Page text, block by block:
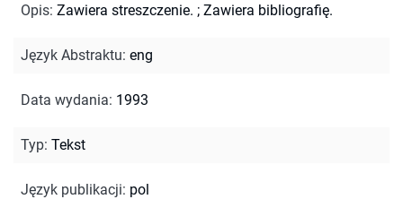
Opis: Zawiera streszczenie. ; Zawiera bibliografię.
Język Abstraktu: eng
Data wydania: 1993
Typ: Tekst
Język publikacji: pol